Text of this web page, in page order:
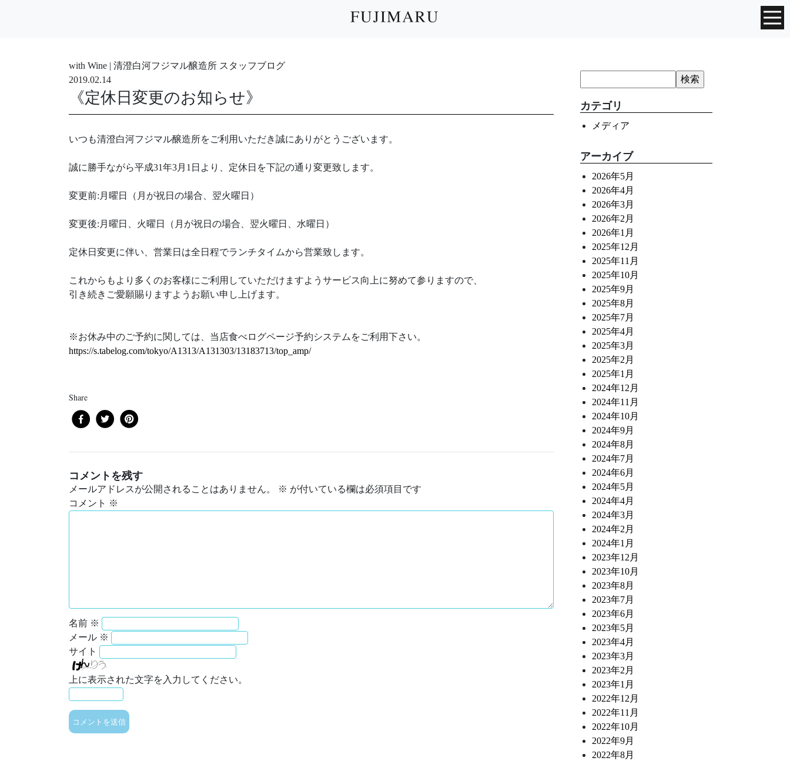
with Wine | 清澄白河フジマル醸造所 スタッフブログ
2019.02.14
《定休日変更のお知らせ》
いつも清澄白河フジマル醸造所をご利用いただき誠にありがとうございます。
誠に勝手ながら平成31年3月1日より、定休日を下記の通り変更致します。
変更前:月曜日（月が祝日の場合、翌火曜日）
変更後:月曜日、火曜日（月が祝日の場合、翌火曜日、水曜日）
定休日変更に伴い、営業日は全日程でランチタイムから営業致します。
これからもより多くのお客様にご利用していただけますようサービス向上に努めて参りますので、
引き続きご愛願賜りますようお願い申し上げます。
※お休み中のご予約に関しては、当店食べログページ予約システムをご利用下さい。
https://s.tabelog.com/tokyo/A1313/A131303/13183713/top_amp/
Share
コメントを残す
メールアドレスが公開されることはありません。 ※ が付いている欄は必須項目です
コメント ※
名前 ※
メール ※
サイト
上に表示された文字を入力してください。
カテゴリ
メディア
アーカイブ
2026年5月
2026年4月
2026年3月
2026年2月
2026年1月
2025年12月
2025年11月
2025年10月
2025年9月
2025年8月
2025年7月
2025年4月
2025年3月
2025年2月
2025年1月
2024年12月
2024年11月
2024年10月
2024年9月
2024年8月
2024年7月
2024年6月
2024年5月
2024年4月
2024年3月
2024年2月
2024年1月
2023年12月
2023年10月
2023年8月
2023年7月
2023年6月
2023年5月
2023年4月
2023年3月
2023年2月
2023年1月
2022年12月
2022年11月
2022年10月
2022年9月
2022年8月